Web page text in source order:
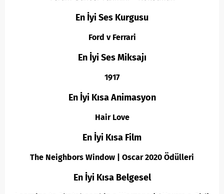
En İyi Ses Kurgusu
Ford v Ferrari
En İyi Ses Miksajı
1917
En İyi Kısa Animasyon
Hair Love
En İyi Kısa Film
The Neighbors Window | Oscar 2020 Ödülleri
En İyi Kısa Belgesel